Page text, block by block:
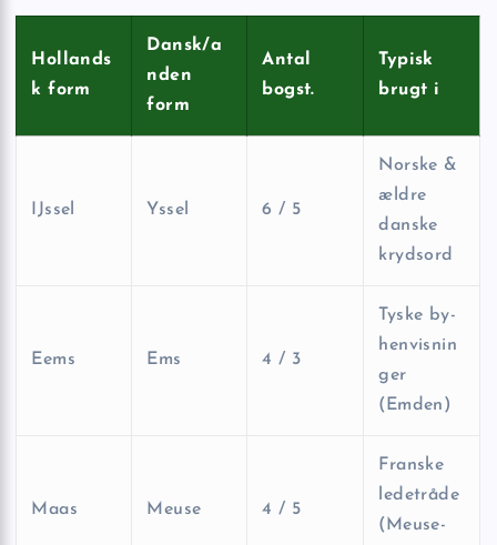
Hollands
k form
Dansk/a
nden
form
Antal
bogst.
Typisk
brugt i
IJssel Yssel 6 / 5
Norske &
ældre
danske
krydsord
Eems Ems 4 / 3
Tyske by-
henvisnin
ger
(Emden)
Maas Meuse 4 / 5
Franske
ledetråde
(Meuse-